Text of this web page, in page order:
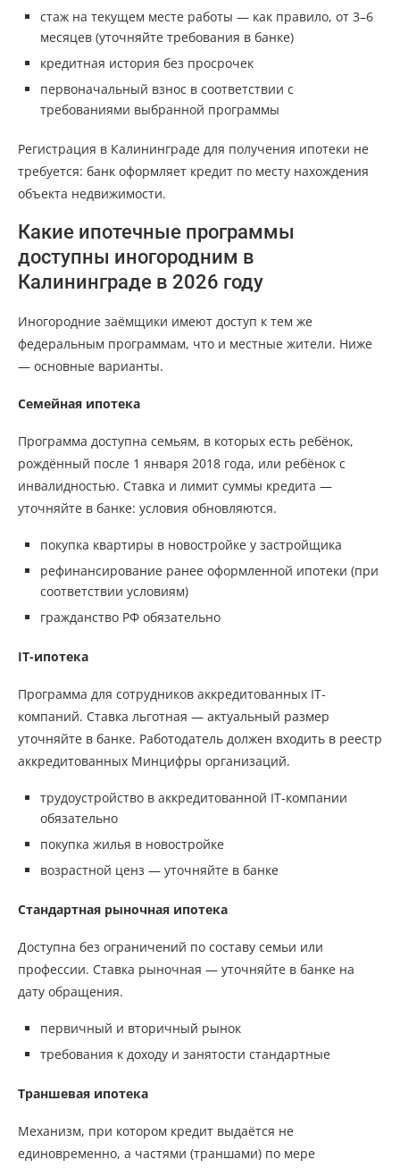
стаж на текущем месте работы — как правило, от 3–6
месяцев (уточняйте требования в банке)
кредитная история без просрочек
первоначальный взнос в соответствии с
требованиями выбранной программы
Регистрация в Калининграде для получения ипотеки не
требуется: банк оформляет кредит по месту нахождения
объекта недвижимости.
Какие ипотечные программы
доступны иногородним в
Калининграде в 2026 году
Иногородние заёмщики имеют доступ к тем же
федеральным программам, что и местные жители. Ниже
— основные варианты.
Семейная ипотека
Программа доступна семьям, в которых есть ребёнок,
рождённый после 1 января 2018 года, или ребёнок с
инвалидностью. Ставка и лимит суммы кредита —
уточняйте в банке: условия обновляются.
покупка квартиры в новостройке у застройщика
рефинансирование ранее оформленной ипотеки (при
соответствии условиям)
гражданство РФ обязательно
IT-ипотека
Программа для сотрудников аккредитованных IT-
компаний. Ставка льготная — актуальный размер
уточняйте в банке. Работодатель должен входить в реестр
аккредитованных Минцифры организаций.
трудоустройство в аккредитованной IT-компании
обязательно
покупка жилья в новостройке
возрастной ценз — уточняйте в банке
Стандартная рыночная ипотека
Доступна без ограничений по составу семьи или
профессии. Ставка рыночная — уточняйте в банке на
дату обращения.
первичный и вторичный рынок
требования к доходу и занятости стандартные
Траншевая ипотека
Механизм, при котором кредит выдаётся не
единовременно, а частями (траншами) по мере